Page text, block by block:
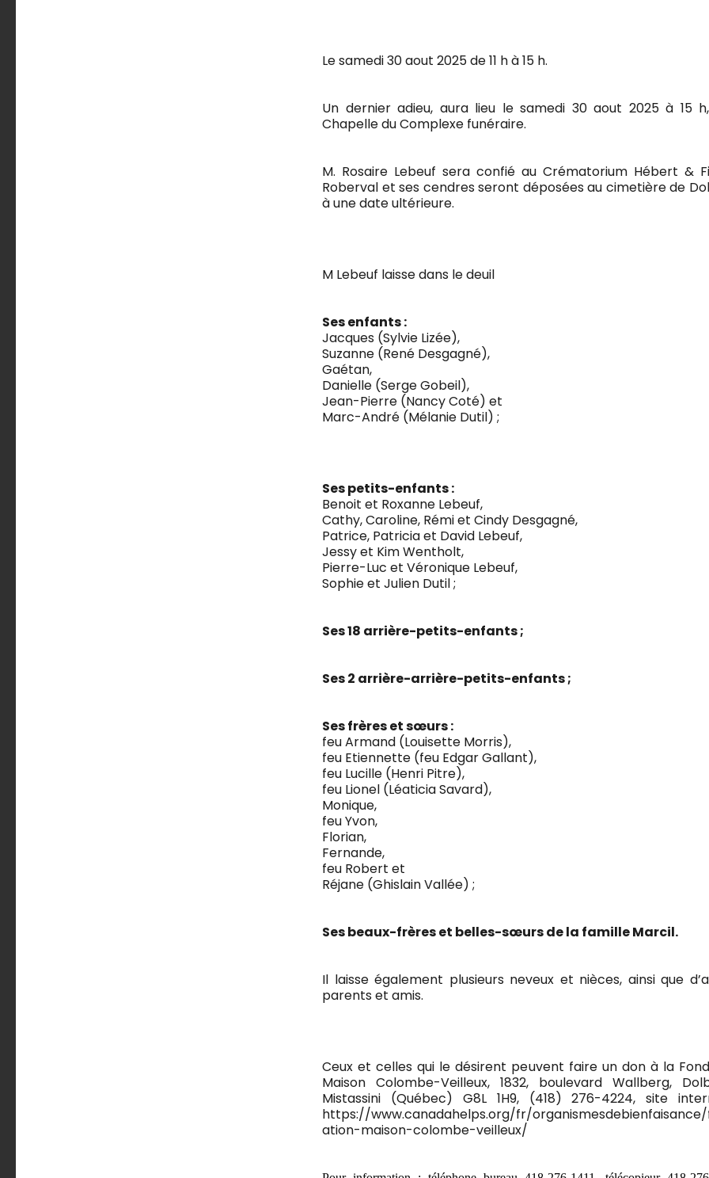
Le samedi 30 aout 2025 de 11 h à 15 h.
Un dernier adieu, aura lieu le samedi 30 aout 2025 à 15
Chapelle du Complexe funéraire.
M. Rosaire Lebeuf sera confié au Crématorium Hébert &
Roberval et ses cendres seront déposées au cimetière de
à une date ultérieure.
M Lebeuf laisse dans le deuil
Ses enfants :
Jacques (Sylvie Lizée),
Suzanne (René Desgagné),
Gaétan,
Danielle (Serge Gobeil),
Jean-Pierre (Nancy Coté) et
Marc-André (Mélanie Dutil) ;
Ses petits-enfants :
Benoit et Roxanne Lebeuf,
Cathy, Caroline, Rémi et Cindy Desgagné,
Patrice, Patricia et David Lebeuf,
Jessy et Kim Wentholt,
Pierre-Luc et Véronique Lebeuf,
Sophie et Julien Dutil ;
Ses 18 arrière-petits-enfants ;
Ses 2 arrière-arrière-petits-enfants ;
Ses frères et sœurs :
feu Armand (Louisette Morris),
feu Etiennette (feu Edgar Gallant),
feu Lucille (Henri Pitre),
feu Lionel (Léaticia Savard),
Monique,
feu Yvon,
Florian,
Fernande,
feu Robert et
Réjane (Ghislain Vallée) ;
Ses beaux-frères et belles-sœurs de la famille Marcil.
Il laisse également plusieurs neveux et nièces, ainsi que
parents et amis.
Ceux et celles qui le désirent peuvent faire un don à la
Maison Colombe-Veilleux, 1832, boulevard Wallberg,
Mistassini (Québec) G8L 1H9, (418) 276-4224, site
https://www.canadahelps.org/fr/
ation-maison-colombe-veilleux/